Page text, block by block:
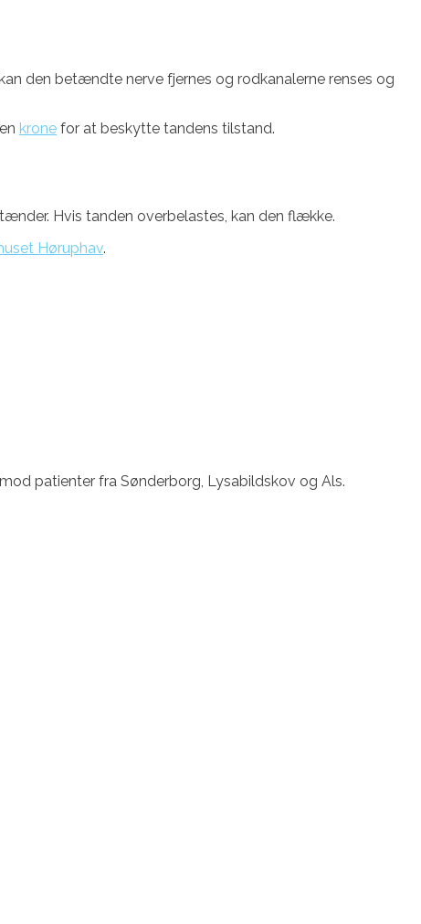
den betændte nerve fjernes og rodkanalerne renses og
krone for at beskytte tandens tilstand.
Hvis tanden overbelastes, kan den flække.
Høruphav.
patienter fra Sønderborg, Lysabildskov og Als.